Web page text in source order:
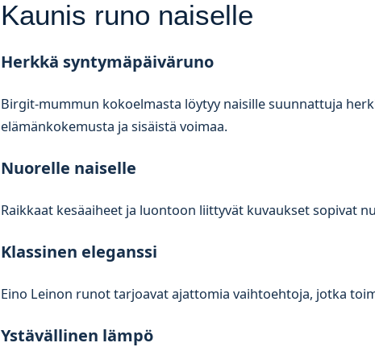
Kaunis runo naiselle
Herkkä syntymäpäiväruno
Birgit-mummun kokoelmasta löytyy naisille suunnattuja
elämänkokemusta ja sisäistä voimaa.
Nuorelle naiselle
Raikkaat kesäaiheet ja luontoon liittyvät kuvaukset sopivat
Klassinen eleganssi
Eino Leinon runot tarjoavat ajattomia vaihtoehtoja, jotka
Ystävällinen lämpö